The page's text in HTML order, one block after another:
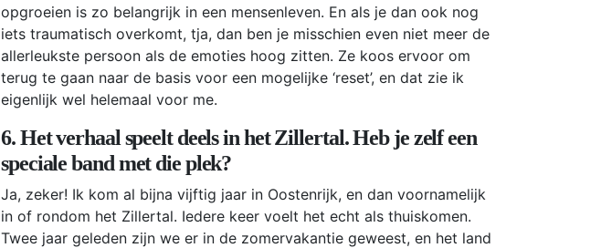
opgroeien is zo belangrijk in een mensenleven. En als je dan ook nog
iets traumatisch overkomt, tja, dan ben je misschien even niet meer de
allerleukste persoon als de emoties hoog zitten. Ze koos ervoor om
terug te gaan naar de basis voor een mogelijke ‘reset’, en dat zie ik
eigenlijk wel helemaal voor me.
6. Het verhaal speelt deels in het Zillertal. Heb je zelf een
speciale band met die plek?
Ja, zeker! Ik kom al bijna vijftig jaar in Oostenrijk, en dan voornamelijk
in of rondom het Zillertal. Iedere keer voelt het echt als thuiskomen.
Twee jaar geleden zijn we er in de zomervakantie geweest, en het land